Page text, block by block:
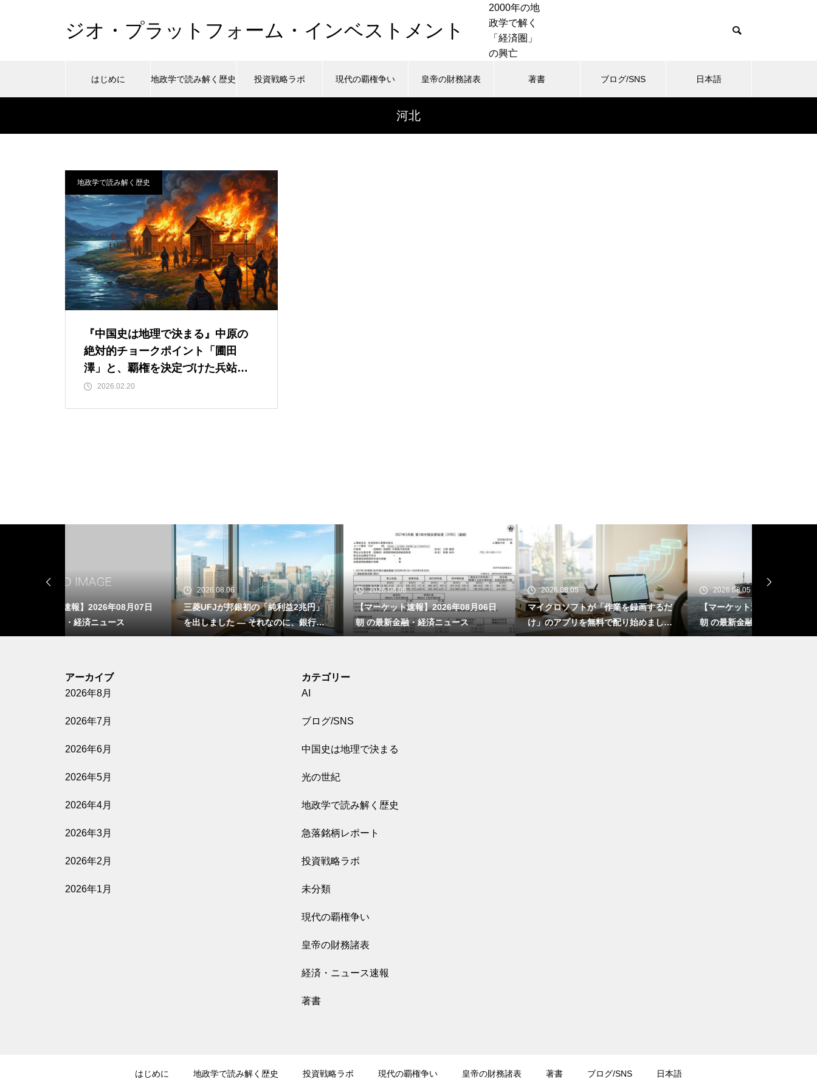
ジオ・プラットフォーム・インベストメント
2000年の地
政学で解く
「経済圏」
の興亡
はじめに 地政学で読み解く歴史 投資戦略ラボ 現代の覇権争い 皇帝の財務諸表 著書 ブログ/SNS 日本語
Warning
content/themes/muum_tcd085/functions/menu.php
河北
地政学で読み解く歴史
『中国史は地理で決まる』中原の
絶対的チョークポイント「圃田
澤」と、覇権を決定づけた兵站の
決算書
2026.02.20
三菱UFJが邦銀初の「純利益2兆円」
を出しました ― それなのに、銀行株
の割安はもう消えています
2026.08.06
【マーケット速報】2026年08月06日
朝 の最新金融・経済ニュース
2026.08.05
マイクロソフトが「作業を録画するだ
け」のアプリを無料で配り始めました
― 日本の職場に残った手作業は、これ
2026.08.05
【マーケット速報】2026年08月05日
朝 の最新金融・経済ニュース
で営業利益
アーカイブ
2026年8月
2026年7月
2026年6月
2026年5月
2026年4月
2026年3月
2026年2月
2026年1月
カテゴリー
AI
ブログ/SNS
中国史は地理で決まる
光の世紀
地政学で読み解く歴史
急落銘柄レポート
投資戦略ラボ
未分類
現代の覇権争い
皇帝の財務諸表
経済・ニュース速報
著書
はじめに 地政学で読み解く歴史 投資戦略ラボ 現代の覇権争い 皇帝の財務諸表 著書 ブログ/SNS 日本語